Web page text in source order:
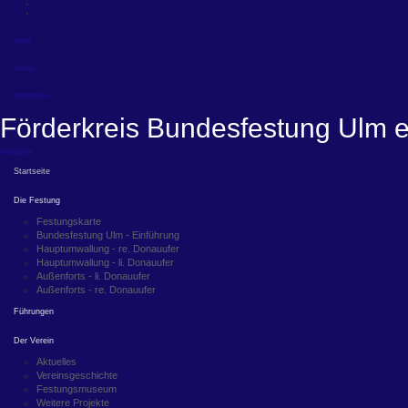
Login
Suche
Impressum
Förderkreis Bundesfestung Ulm
Navigation
Startseite
Die Festung
Festungskarte
Bundesfestung Ulm - Einführung
Hauptumwallung - re. Donauufer
Hauptumwallung - li. Donauufer
Außenforts - li. Donauufer
Außenforts - re. Donauufer
Führungen
Der Verein
Aktuelles
Vereinsgeschichte
Festungsmuseum
Weitere Projekte